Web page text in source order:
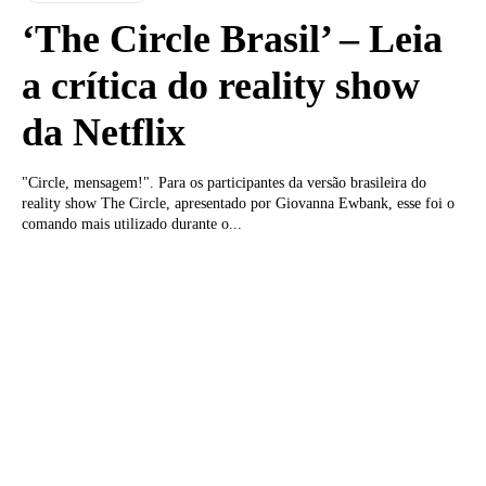
‘The Circle Brasil’ – Leia
a crítica do reality show
da Netflix
"Circle, mensagem!". Para os participantes da versão brasileira do
reality show The Circle, apresentado por Giovanna Ewbank, esse foi o
comando mais utilizado durante o...